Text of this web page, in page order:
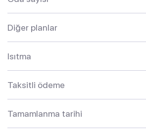
Diğer planlar
Isıtma
Taksitli ödeme
Tamamlanma tarihi